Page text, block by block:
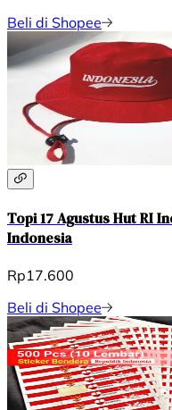
Beli di Shopee
Topi 17 Agustus Hut RI
Indonesia
Rp17.600
Beli di Shopee